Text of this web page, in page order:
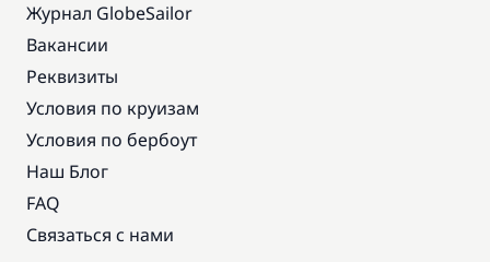
Журнал GlobeSailor
Вакансии
Реквизиты
Условия по круизам
Условия по бербоут
Наш Блог
FAQ
Связаться с нами